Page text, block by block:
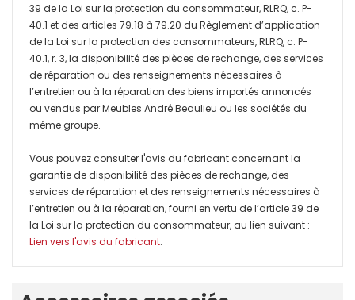
39 de la Loi sur la protection du consommateur, RLRQ, c. P-
40.1 et des articles 79.18 à 79.20 du Règlement d’application
de la Loi sur la protection des consommateurs, RLRQ, c. P-
40.1, r. 3, la disponibilité des pièces de rechange, des services
de réparation ou des renseignements nécessaires à
l’entretien ou à la réparation des biens importés annoncés
ou vendus par Meubles André Beaulieu ou les sociétés du
même groupe.
Vous pouvez consulter l'avis du fabricant concernant la
garantie de disponibilité des pièces de rechange, des
services de réparation et des renseignements nécessaires à
l’entretien ou à la réparation, fourni en vertu de l’article 39 de
la Loi sur la protection du consommateur, au lien suivant :
Lien vers l'avis du fabricant.